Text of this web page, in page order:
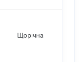
Щорічна